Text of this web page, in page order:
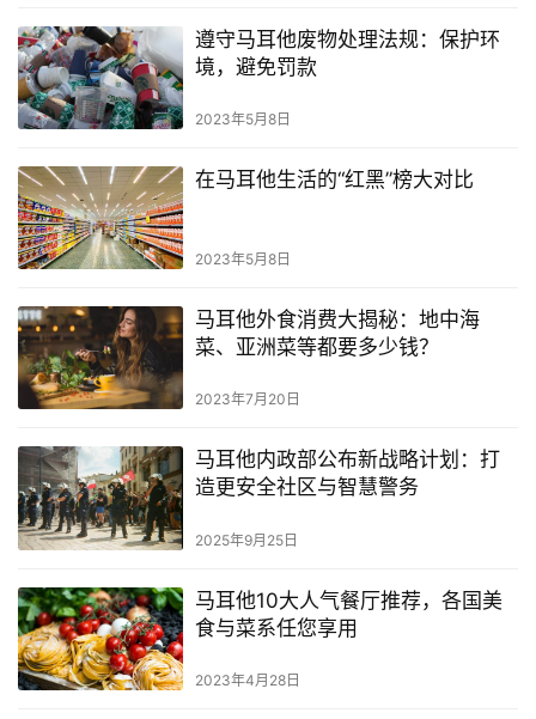
遵守马耳他废物处理法规：保护环
境，避免罚款
2023年5月8日
在马耳他生活的“红黑”榜大对比
2023年5月8日
马耳他外食消费大揭秘：地中海
菜、亚洲菜等都要多少钱？
2023年7月20日
马耳他内政部公布新战略计划：打
造更安全社区与智慧警务
2025年9月25日
马耳他10大人气餐厅推荐，各国美
食与菜系任您享用
2023年4月28日